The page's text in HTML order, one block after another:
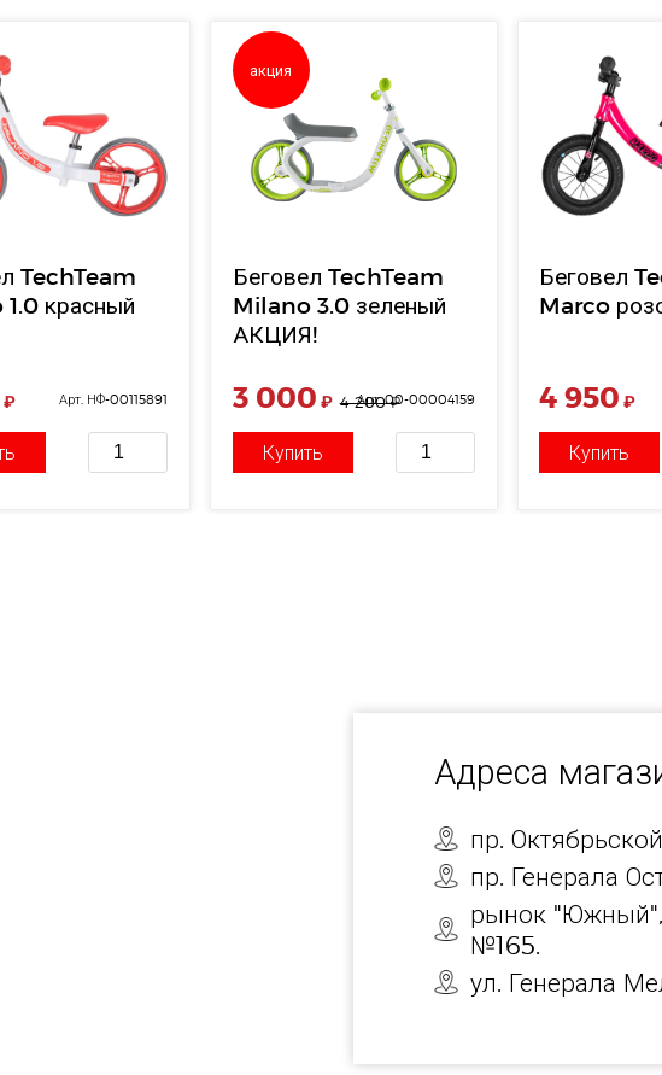
TechTeam
красный
₽ Арт. НФ-00115891
акция
Беговел TechTeam
Milano 3.0 зеленый
АКЦИЯ!
3 000 ₽ 4 200₽
Арт. 00-00004159
Купить
Беговел
Marco
4 950 ₽
Купить
Адреса
пр.
пр. Генерала
рынок
№165.
ул. Генерала